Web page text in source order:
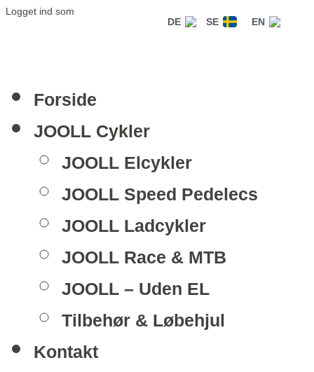
Logget ind som
Forside
JOOLL Cykler
JOOLL Elcykler
JOOLL Speed Pedelecs
JOOLL Ladcykler
JOOLL Race & MTB
JOOLL – Uden EL
Tilbehør & Løbehjul
Kontakt
DE SE EN